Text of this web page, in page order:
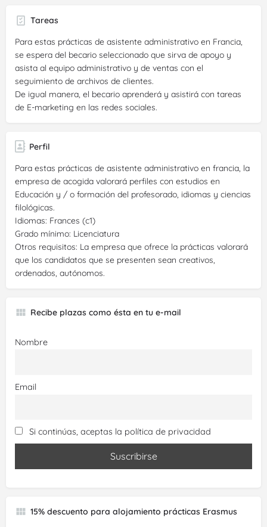
Tareas
Para estas prácticas de asistente administrativo en Francia,
se espera del becario seleccionado que sirva de apoyo y
asista al equipo administrativo y de ventas con el
seguimiento de archivos de clientes.
De igual manera, el becario aprenderá y asistirá con tareas
de E-marketing en las redes sociales.
Perfil
Para estas prácticas de asistente administrativo en francia, la
empresa de acogida valorará perfiles con estudios en
Educación y / o formación del profesorado, idiomas y ciencias
filológicas.
Idiomas: Frances (c1)
Grado mínimo: Licenciatura
Otros requisitos: La empresa que ofrece la prácticas valorará
que los candidatos que se presenten sean creativos,
ordenados, autónomos.
Recibe plazas como ésta en tu e-mail
Nombre
Email
Si continúas, aceptas la política de privacidad
15% descuento para alojamiento prácticas Erasmus